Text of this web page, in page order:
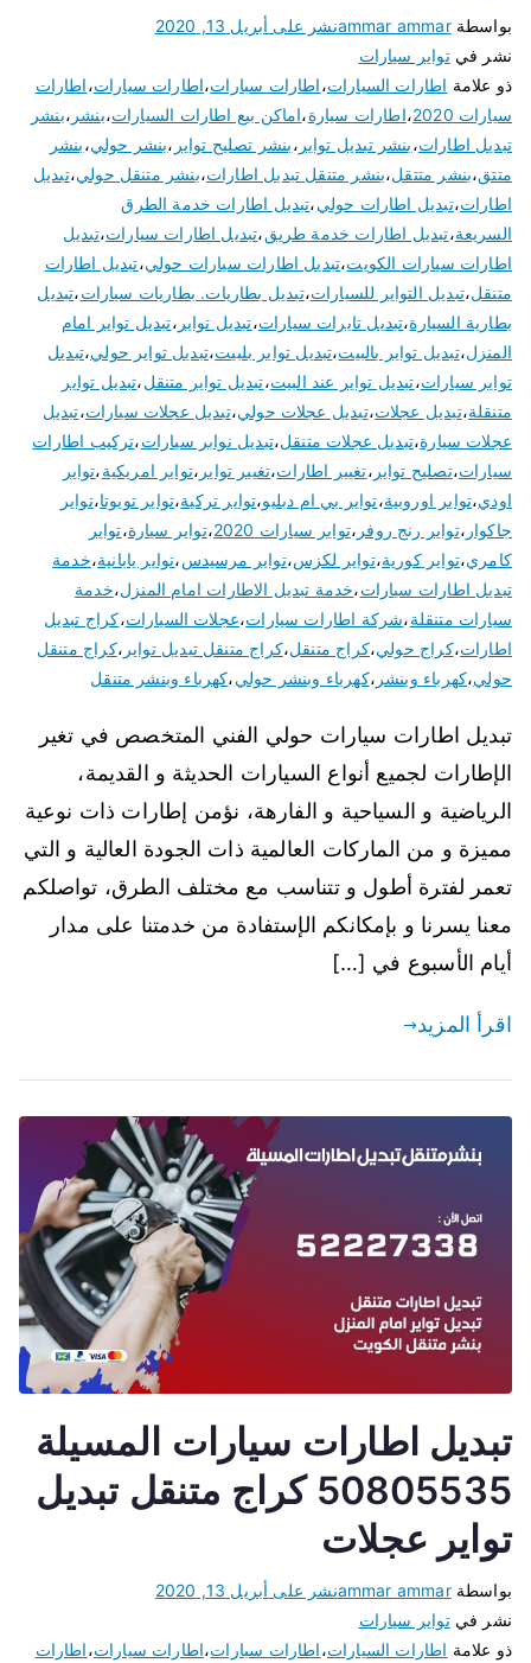
بواسطةammar ammarنشر على أبريل 13, 2020
نشر فيتواير سيارات
ذو علامة اطارات السيارات،اطارات سبارات،اطارات سيارات،اطارات
سيارات 2020
،اطارات سيارة،اماكن بيع اطارات السيارات،بنشر ،بنشر
تبديل اطارات،بنشر تبديل تواير ،بنشر تصليح تواير ،بنشر حولي،بنشر
متتق،بنشر متتقل،بنشر متنقل تبديل اطارات،بنشر متنقل حولي،تبديل
اطارات،تبديل اطارات حولي،تبديل اطارات خدمة الطرق
السريعة،تبديل اطارات خدمة طريق،تبديل اطارات سيارات،تبديل
اطارات سيارات الكويت،تبديل اطارات سيارات حولي،تبديل اطارات
متنقل،تبديل التواير للسيارات،تبديل بطاريات. بطاريات سيارات،تبديل
بطارية السيارة،تبديل تايرات سيارات،تبديل تواير ،تبديل تواير امام
المنزل،تبديل تواير بالبيت،تبديل تواير بلبيت،تبديل تواير حولي،تبديل
تواير سيارات،تبديل تواير عند البيت،تبديل تواير متنقل،تبديل تواير
متنقلة،تبديل عجلات،تبديل عجلات حولي،تبديل عجلات سيارات،تبديل
عجلات سيارة،تبديل عجلات متنقل،تبديل نوابر سيارات،تركيب اطارات
سيارات،تصليح تواير ،تغيير اطارات،تغيير تواير ،تواير امريكية،تواير
اودي،تواير اوروبية،تواير بي ام دبليو،تواير تركية،تواير تويوتا،تواير
جاكوار ،تواير رنج روفر ،تواير سيارات 2020 ،تواير سيارة،تواير
كامري،تواير كورية،تواير لكزس،تواير مرسيدس،تواير يابانية،خدمة
تبديل اطارات سيارات،خدمة تبديل الاطارات امام المنزل،خدمة
سيارات متنقلة،شركة اطارات سيارات،عجلات السيارات،كراج تبديل
اطارات،كراج حولي،كراج متنقل،كراج متنقل تبديل تواير ،كراج متنقل
حولي،كهرباء وبنشر ،كهرباء وبنشر حولي،كهرباء وبنشر متنقل
تبديل اطارات سيارات حولي الفني المتخصص في تغير
الإطارات لجميع أنواع السيارات الحديثة و القديمة،
الرياضية و السياحية و الفارهة، نؤمن إطارات ذات نوعية
مميزة و من الماركات العالمية ذات الجودة العالية و التي
تعمر لفترة أطول و تتناسب مع مختلف الطرق، تواصلكم
معنا يسرنا و بإمكانكم الإستفادة من خدمتنا على مدار
أيام الأسبوع في […]
اقرأ المزيد
تبديل اطارات سيارات المسيلة
50805535 كراج متنقل تبديل
تواير عجلات
بواسطةammar ammarنشر على أبريل 13, 2020
نشر فيتواير سيارات
ذو علامة اطارات السيارات،اطارات سبارات،اطارات سيارات،اطارات